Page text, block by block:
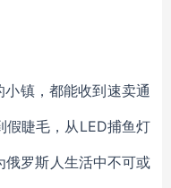
镇，都能收到速卖通
假睫毛，从LED捕鱼灯
俄罗斯人生活中不可或